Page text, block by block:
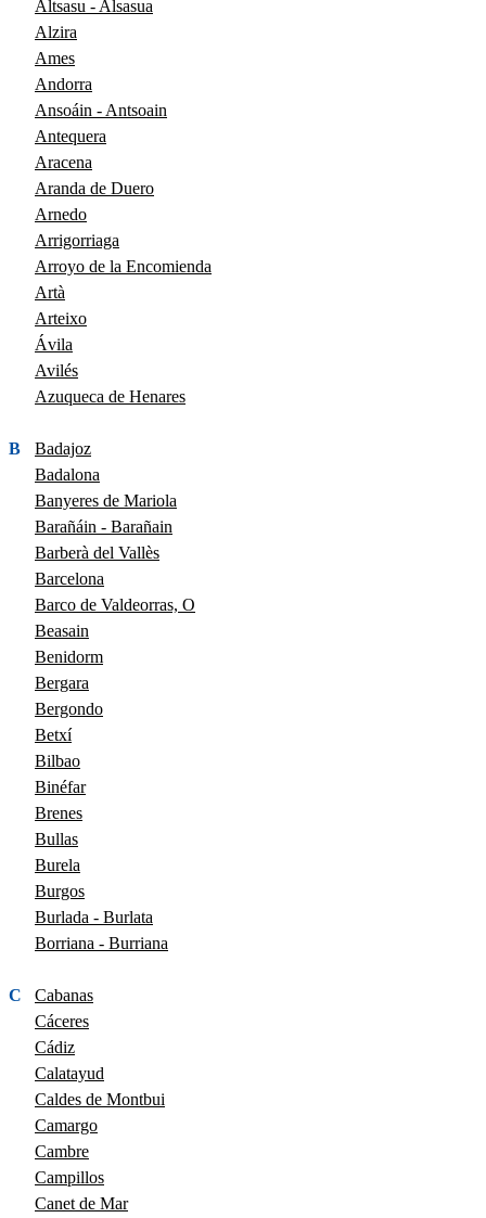
Altsasu - Alsasua
Alzira
Ames
Andorra
Ansoáin - Antsoain
Antequera
Aracena
Aranda de Duero
Arnedo
Arrigorriaga
Arroyo de la Encomienda
Artà
Arteixo
Ávila
Avilés
Azuqueca de Henares
B
Badajoz
Badalona
Banyeres de Mariola
Barañáin - Barañain
Barberà del Vallès
Barcelona
Barco de Valdeorras, O
Beasain
Benidorm
Bergara
Bergondo
Betxí
Bilbao
Binéfar
Brenes
Bullas
Burela
Burgos
Burlada - Burlata
Borriana - Burriana
C
Cabanas
Cáceres
Cádiz
Calatayud
Caldes de Montbui
Camargo
Cambre
Campillos
Canet de Mar